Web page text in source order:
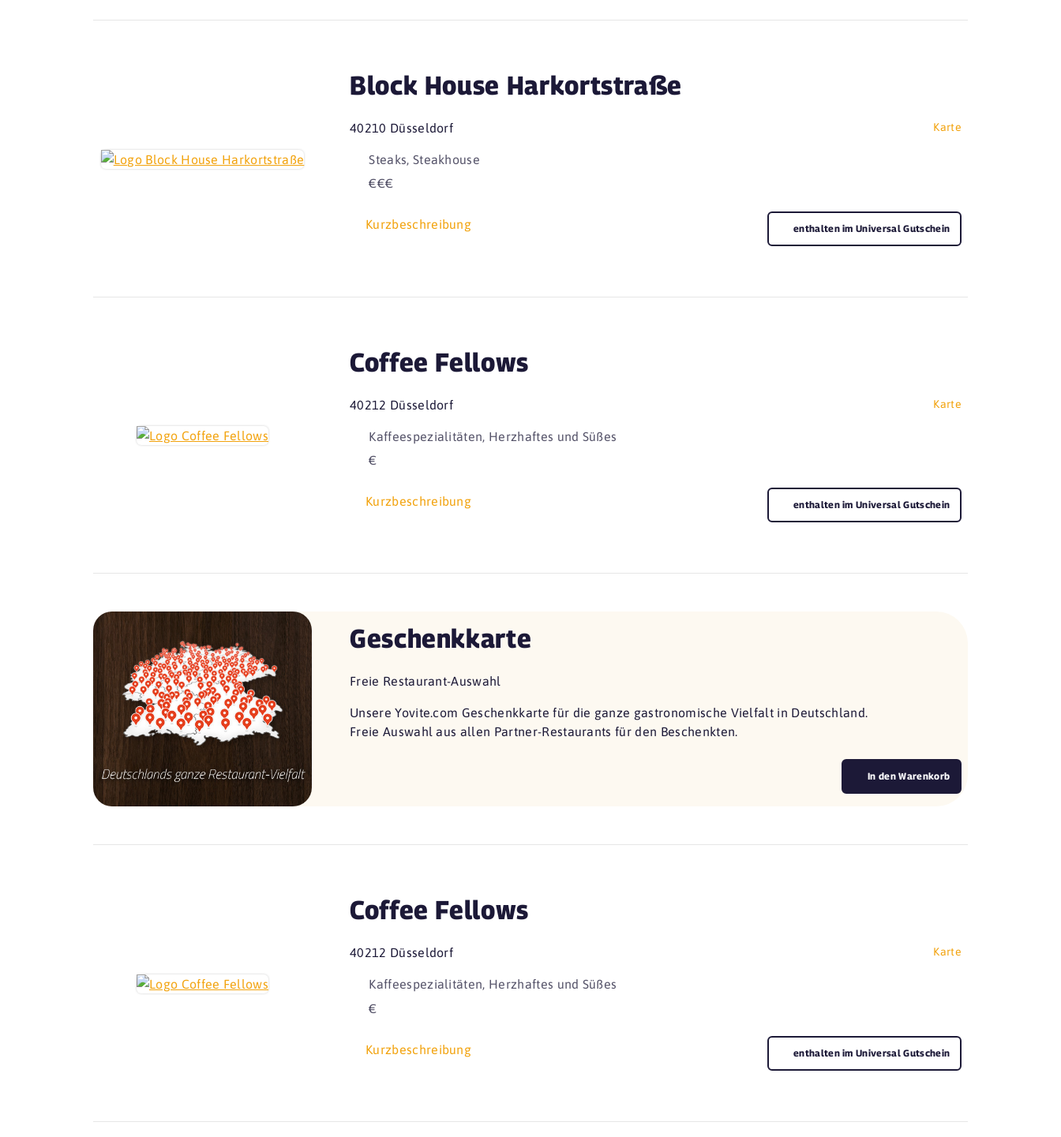
Block House Harkortstraße
40210 Düsseldorf Karte
Steaks, Steakhouse
€€€
Kurzbeschreibung enthalten im Universal Gutschein
Coffee Fellows
40212 Düsseldorf Karte
Kaffeespezialitäten, Herzhaftes und Süßes
€
Kurzbeschreibung enthalten im Universal Gutschein
Geschenkkarte
Freie Restaurant-Auswahl
Unsere Yovite.com Geschenkkarte für die ganze gastronomische Vielfalt in Deutschland.
Freie Auswahl aus allen Partner-Restaurants für den Beschenkten.
In den Warenkorb
Coffee Fellows
40212 Düsseldorf Karte
Kaffeespezialitäten, Herzhaftes und Süßes
€
Kurzbeschreibung enthalten im Universal Gutschein